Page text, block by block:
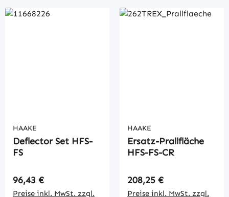
HAAKE
Deflector Set HFS-
FS
Regulärer Preis:
96,43 €
Preise inkl. MwSt. zzgl.
HAAKE
Ersatz-Prallfläche
HFS-FS-CR
Regulärer Preis:
208,25 €
Preise inkl. MwSt. zzgl.